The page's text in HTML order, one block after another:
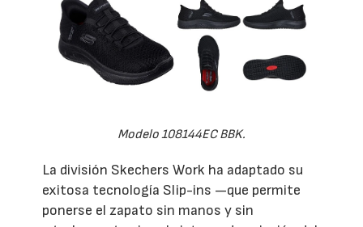
Modelo 108144EC BBK.
La división Skechers Work ha adaptado su
exitosa tecnología Slip-ins —que permite
ponerse el zapato sin manos y sin